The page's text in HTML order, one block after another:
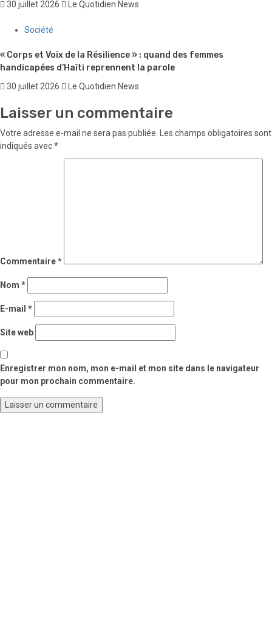
30 juillet 2026 Le Quotidien News
Société
« Corps et Voix de la Résilience » : quand des femmes
handicapées d’Haïti reprennent la parole
30 juillet 2026 Le Quotidien News
Laisser un commentaire
Votre adresse e-mail ne sera pas publiée.
Les champs obligatoires sont
indiqués avec*
Commentaire*
Nom *
E-mail *
Site web
Enregistrer mon nom, mon e-mail et mon site dans le navigateur
pour mon prochain commentaire.